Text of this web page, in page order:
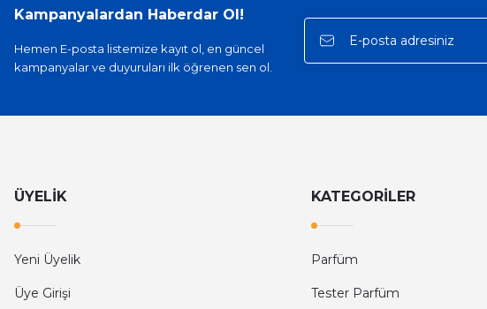
Kampanyalardan Haberdar Ol!
Hemen E-posta listemize kayıt ol, en güncel
kampanyalar ve duyuruları ilk öğrenen sen ol.
ÜYELİK
Yeni Üyelik
Üye Girişi
KATEGORİLER
Parfüm
Tester Parfüm